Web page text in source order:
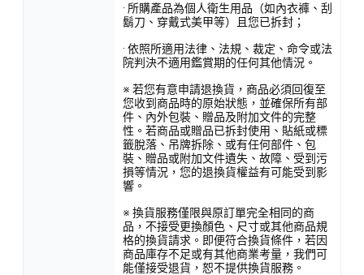
· 所購產品為個人衛生用品（如內衣褲、刮
鬍刀、穿戴式美甲等）且您已拆封；
· 依照所適用法律、法規、裁定、命令或法
院判決不適用鑑賞期的任何其他情況。
※ 若您有意申請退換貨，商品必須回復至
您收到商品時的原始狀態，並確保所有部
件、內外包裝、贈品及附加文件的完整
性。若商品或贈品已拆封使用、貼紙或標
籤脫落、吊牌拆除、或有任何部件、包
裝、贈品或附加文件遺失、故障、受到污
損等情況，您的退換貨權益有可能受到影
響。
※ 換貨服務僅限與原訂單完全相同的商
品，不接受更換顏色、尺寸或其他商品規
格的換貨請求。即便符合換貨條件，若因
商品庫存不足或有其他商業考量，我們可
能僅接受退貨，恕不提供換貨服務。